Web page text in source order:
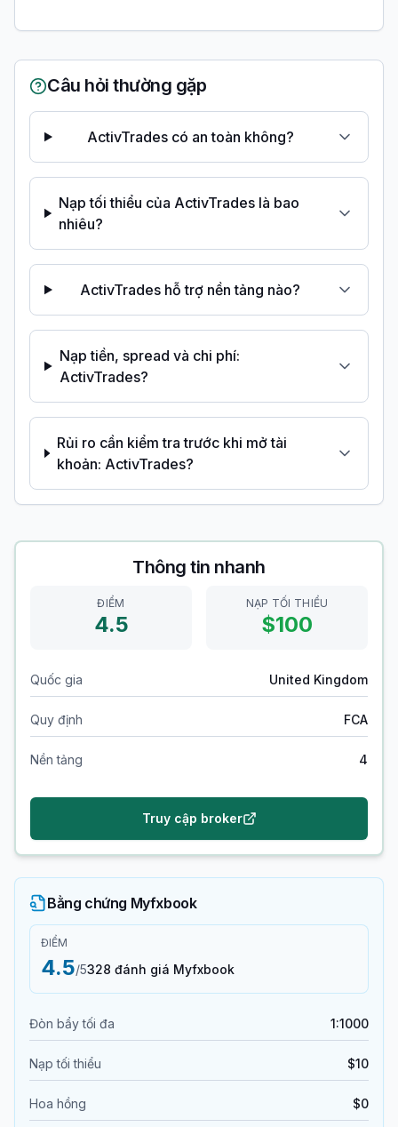
Câu hỏi thường gặp
ActivTrades có an toàn không?
Nạp tối thiểu của ActivTrades là bao
nhiêu?
ActivTrades hỗ trợ nền tảng nào?
Nạp tiền, spread và chi phí:
ActivTrades?
Rủi ro cần kiểm tra trước khi mở tài
khoản: ActivTrades?
Thông tin nhanh
ĐIỂM
4.5
NẠP TỐI THIỂU
$100
Quốc gia United Kingdom
Quy định FCA
Nền tảng 4
Truy cập broker
Bằng chứng Myfxbook
ĐIỂM
4.5/5328 đánh giá Myfxbook
Đòn bẩy tối đa 1:1000
Nạp tối thiểu $10
Hoa hồng $0